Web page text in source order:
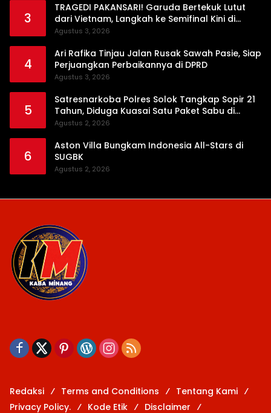
3
TRAGEDI PAKANSARI! Garuda Bertekuk Lutut
dari Vietnam, Langkah ke Semifinal Kini di
Ujung Tanduk
Agustus 3, 2026
4
Ari Rafika Tinjau Jalan Rusak Sawah Pasie, Siap
Perjuangkan Perbaikannya di DPRD
Agustus 3, 2026
5
Satresnarkoba Polres Solok Tangkap Sopir 21
Tahun, Diduga Kuasai Satu Paket Sabu di
Kubung
Agustus 2, 2026
6
Aston Villa Bungkam Indonesia All-Stars di
SUGBK
Agustus 2, 2026
Redaksi Terms and Conditions
Tentang Kami
Privacy Policy.
Kode Etik Disclaimer